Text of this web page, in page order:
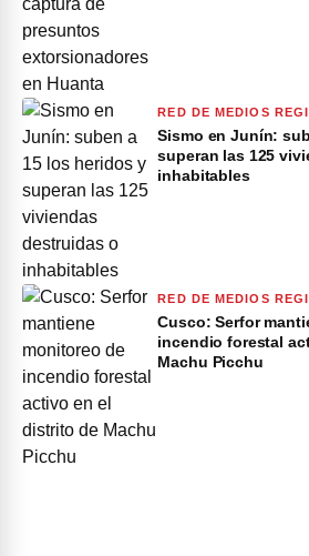
RED DE MEDIOS
Sismo en Junín:
superan las 125
inhabitables
RED DE MEDIOS
Cusco: Serfor
incendio forestal
Machu Picchu